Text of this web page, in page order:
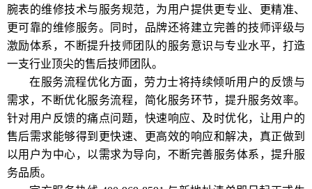
腕表的维修技术与服务规范，为用户提供更专业、更精准、
更可靠的维修服务。同时，品牌还将建立完善的技师评级与
激励体系，不断提升技师团队的服务意识与专业水平，打造
一支行业顶尖的售后技师团队。
在服务流程优化方面，劳力士将持续倾听用户的反馈与
需求，不断优化服务流程，简化服务环节，提升服务效率。
针对用户反馈的痛点问题，快速响应、及时优化，让用户的
售后需求能够得到更快速、更高效的响应和解决，真正做到
以用户为中心，以需求为导向，不断完善服务体系，提升服
务品质。